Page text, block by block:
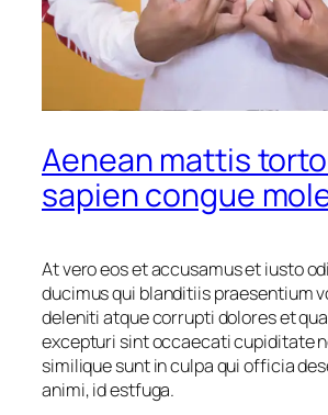
Aenean mattis
sapien congue
At vero eos et accusamus et iusto
ducimus qui blanditiis praesentium
deleniti atque corrupti dolores et
excepturi sint occaecati cupiditate
similique sunt in culpa qui officia
animi, id estfuga.